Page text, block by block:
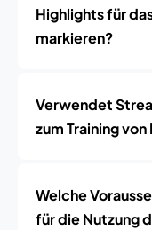
Highlights für
markieren?
Verwendet
zum Training
Welche
für die Nutzung